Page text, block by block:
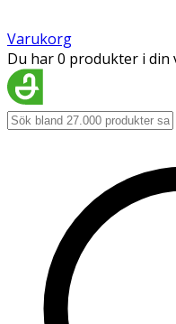
Varukorg
Du har 0 produkter i din